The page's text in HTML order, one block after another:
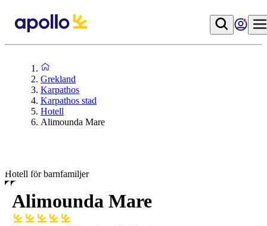
Grekland
Karpathos
Karpathos stad
Hotell
Alimounda Mare
Hotell för barnfamiljer
Alimounda Mare